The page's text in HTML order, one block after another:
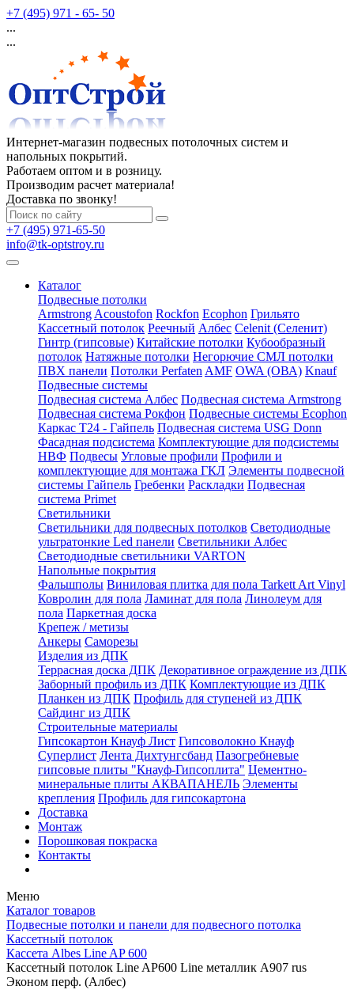
+7 (495) 971 - 65- 50
...
...
Интернет-магазин подвесных потолочных систем и
напольных покрытий.
Работаем оптом и в розницу.
Производим расчет материала!
Доставка по звонку!
+7 (495) 971-65-50
info@tk-optstroy.ru
Каталог
Подвесные потолки
Armstrong Acoustofon Rockfon Ecophon Грильято
Кассетный потолок Реечный Албес Celenit (Селенит)
Гинтр (гипсовые) Китайские потолки Кубообразный
потолок Натяжные потолки Негорючие СМЛ потолки
ПВХ панели Потолки Perfaten AMF OWA (ОВА) Knauf
Подвесные системы
Подвесная система Албес Подвесная система Armstrong
Подвесная система Рокфон Подвесные системы Ecophon
Каркас Т24 - Гайпель Подвесная система USG Donn
Фасадная подсистема Комплектующие для подсистемы
НВФ Подвесы Угловые профили Профили и
комплектующие для монтажа ГКЛ Элементы подвесной
системы Гайпель Гребенки Раскладки Подвесная
система Primet
Светильники
Светильники для подвесных потолков Светодиодные
ультратонкие Led панели Светильники Албес
Светодиодные светильники VARTON
Напольные покрытия
Фальшполы Виниловая плитка для пола Tarkett Art Vinyl
Ковролин для пола Ламинат для пола Линолеум для
пола Паркетная доска
Крепеж / метизы
Анкеры Саморезы
Изделия из ДПК
Террасная доска ДПК Декоративное ограждение из ДПК
Заборный профиль из ДПК Комплектующие из ДПК
Планкен из ДПК Профиль для ступеней из ДПК
Сайдинг из ДПК
Строительные материалы
Гипсокартон Кнауф Лист Гипсоволокно Кнауф
Суперлист Лента Дихтунгсбанд Пазогребневые
гипсовые плиты "Кнауф-Гипсоплита" Цементно-
минеральные плиты АКВАПАНЕЛЬ Элементы
крепления Профиль для гипсокартона
Доставка
Монтаж
Порошковая покраска
Контакты
Меню
Каталог товаров
Подвесные потолки и панели для подвесного потолка
Кассетный потолок
Кассета Albes Line AP 600
Кассетный потолок Line AP600 Line металлик А907 rus
Эконом перф. (Албес)